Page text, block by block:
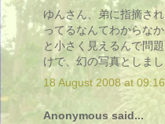
ゆんさん、弟に指摘さ
ってるなんてわからな
と小さく見えるんで問
けで、幻の写真としま
18 August 2008 at 09:16
Anonymous said...